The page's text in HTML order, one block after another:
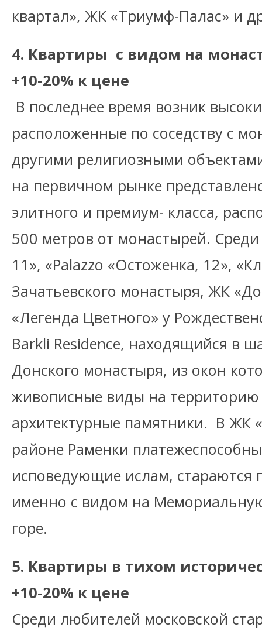
квартал», ЖК «Триумф-Палас» и
4. Квартиры с видом на
+10-20% к цене
В последнее время возник
расположенные по соседству с
другими религиозными
на первичном рынке
элитного и премиум- класса,
500 метров от монастырей.
11», «Palazzo «Остоженка, 12»,
Зачатьевского монастыря, ЖК
«Легенда Цветного» у
Barkli Residence, находящийся в
Донского монастыря, из окон
живописные виды на территорию
архитектурные памятники. В ЖК
районе Раменки
исповедующие ислам, стараются
именно с видом на
горе.
5. Квартиры в тихом
+10-20% к цене
Среди любителей московской